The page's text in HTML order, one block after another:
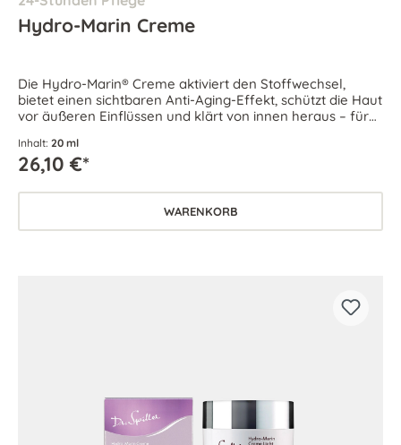
Hydro-Marin Creme
Die Hydro-Marin® Creme aktiviert den Stoffwechsel,
bietet einen sichtbaren Anti-Aging-Effekt, schützt die Haut
vor äußeren Einflüssen und klärt von innen heraus – für
Inhalt: 20 ml
26,10 €*
WARENKORB